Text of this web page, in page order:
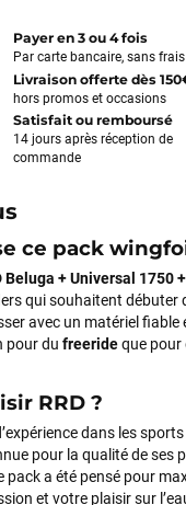
Payer en 3 ou 4 fois
Par carte bancaire, sans frais
Livraison offerte dès
hors promos et occasions
Satisfait ou remboursé
14 jours après réception de
commande
ce pack
Beluga + Universal 1750
qui souhaitent débuter
avec un matériel fiable
pour du freerideque pour
RRD ?
dans les sports
pour la qualité de ses
pack a été pensé pour
et votre plaisir sur
via leur site internet. À
magasin m’a appelé
des équipements,